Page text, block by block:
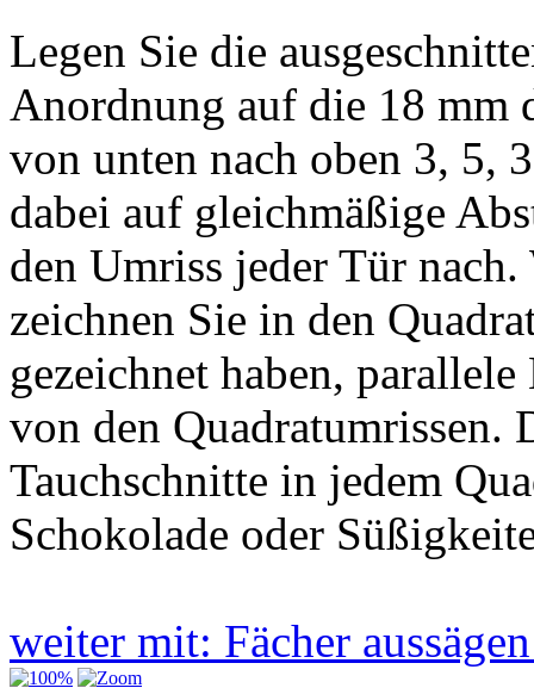
Legen Sie die
Anordnung auf die 18 mm
von unten nach oben 3, 5,
dabei auf gleichmäßige
den Umriss jeder Tür
zeichnen Sie in den
gezeichnet haben,
von den Quadratumrissen.
Tauchschnitte in jedem
Schokolade oder
weiter mit: Fächer